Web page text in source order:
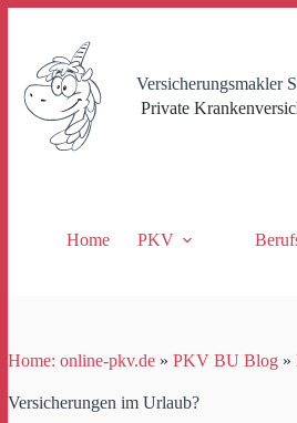
springen
Versicherungsmakler
Private
Home PKV
Home: online-pkv.de » PKV BU Blog »
Versicherungen im Urlaub?